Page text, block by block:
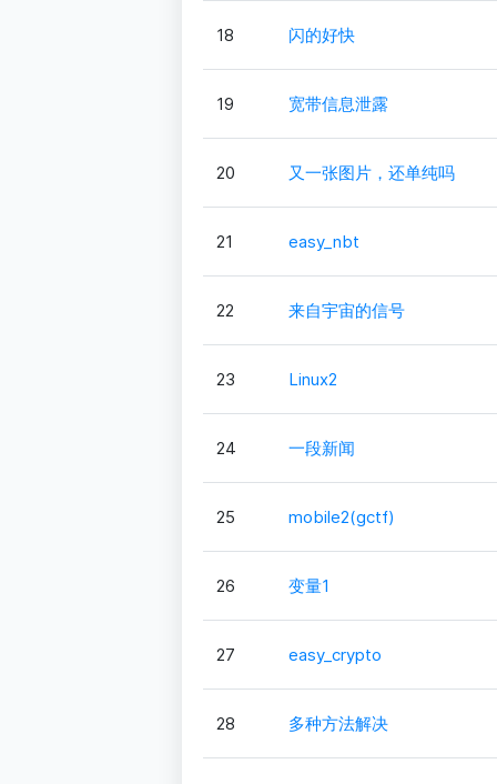
18 闪的好快
19 宽带信息泄露
20 又一张图片，还单纯吗
21 easy_nbt
22 来自宇宙的信号
23 Linux2
24 一段新闻
25 mobile2(gctf)
26 变量1
27 easy_crypto
28 多种方法解决